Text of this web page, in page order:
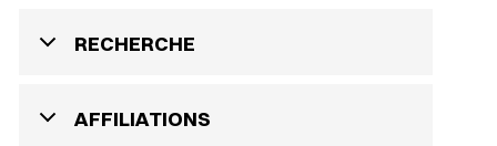
RECHERCHE
AFFILIATIONS